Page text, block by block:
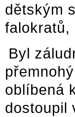
dětským
falokratů,
Byl
oblíbená
dostoupil